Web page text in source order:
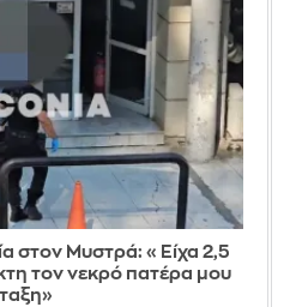
στον Μυστρά: «Είχα 2,5
τον νεκρό πατέρα μου